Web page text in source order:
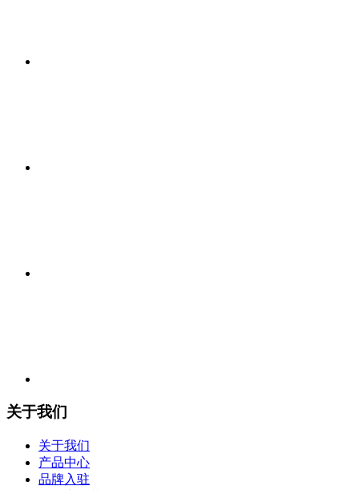
关于我们
关于我们
产品中心
品牌入驻